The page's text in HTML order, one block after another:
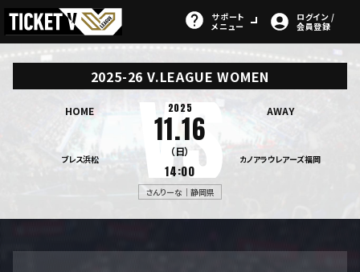
サポート
メニュー
ログイン /
会員登録
2025-26 V.LEAGUE WOMEN
HOME
ブレス浜松
2025
11.16
（日）
14:00
AWAY
カノアラウレアーズ福岡
さんりーな｜静岡県